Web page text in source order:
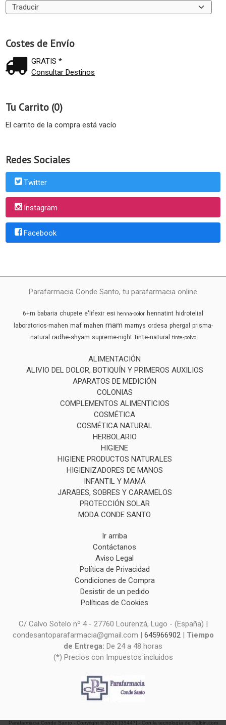
Costes de Envío
GRATIS *
Consultar Destinos
Tu Carrito (0)
El carrito de la compra está vacío
Redes Sociales
Twitter
Instagram
Facebook
Parafarmacia Conde Santo, tu parafarmacia online
6+m babaria chupete e'lifexir esi henna-color hennatint hidrotelial
laboratorios-mahen maf mahen mam marnys ordesa phergal prisma-
natural radhe-shyam supreme-night tinte-natural tinte-polvo
ALIMENTACIÓN
ALIVIO DEL DOLOR, BOTIQUÍN Y PRIMEROS AUXILIOS
APARATOS DE MEDICIÓN
COLONIAS
COMPLEMENTOS ALIMENTICIOS
COSMÉTICA
COSMÉTICA NATURAL
HERBOLARIO
HIGIENE
HIGIENE PRODUCTOS NATURALES
HIGIENIZADORES DE MANOS
INFANTIL Y MAMÁ
JARABES, SOBRES Y CARAMELOS
PROTECCIÓN SOLAR
MODA CONDE SANTO
Ir arriba
Contáctanos
Aviso Legal
Política de Privacidad
Condiciones de Compra
Desistir de un pedido
Políticas de Cookies
C/ Calvo Sotelo nº 4 - 27760 Lourenzá, Lugo - (España) |
condesantoparafarmacia@gmail.com | 645966902 | Tiempo
de Entrega: De 24 a 48 horas
(*) Precios con Impuestos incluidos
Parafarmacia Conde Santo - Copyright © 2026 [35447] - Con la tecnología de Palbin.com